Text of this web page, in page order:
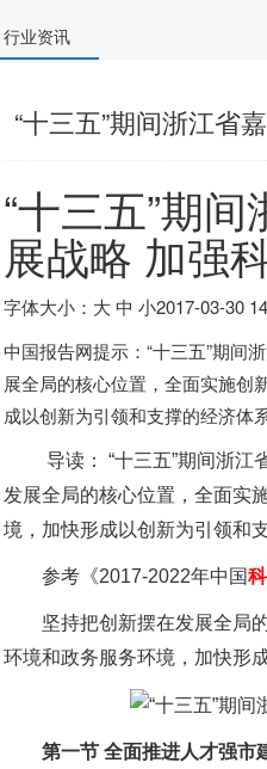
行业资讯
“十三五”期间浙江省
“十三五”期
展战略 加强
字体大小：大 中 小2017-03-30
中国报告网提示：“十三五”期间
展全局的核心位置，全面实施创
成以创新为引领和支撑的经济体
导读： “十三五”期间浙
发展全局的核心位置，全面实
境，加快形成以创新为引领和
参考《2017-2022年中国
坚持把创新摆在发展全局的
环境和政务服务环境，加快形
第一节 全面推进人才强市